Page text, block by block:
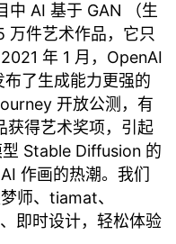
中 AI 基于 GAN （生
万件艺术作品，它只
年 1 月，OpenAI
布了生成能力更强的
开放公测，有
获得艺术奖项，引起
Stable Diffusion 的
作画的热潮。我们
师、tiamat、
即时设计，轻松体验